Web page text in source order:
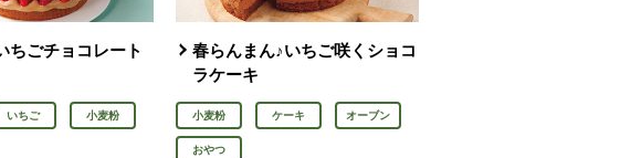
ちごチョコレート
いちご 小麦粉
春らんまん♪いちご咲くショコ
ラケーキ
小麦粉 ケーキ オーブン
おやつ